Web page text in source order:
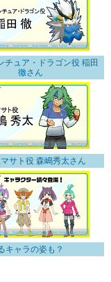
チュア・ドラゴン役 稲田
徹さん
サト役 森嶋秀太さん
キャラの姿も？